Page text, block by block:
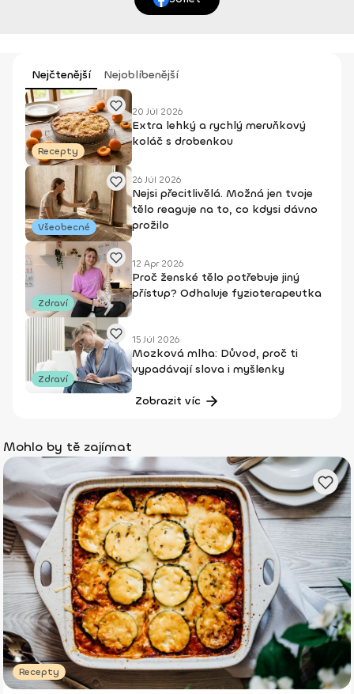
Nejčtenější Nejoblíbenější
Recepty
20 Júl 2026
Extra lehký a rychlý meruňkový
koláč s drobenkou
Všeobecné
26 Júl 2026
Nejsi přecitlivělá. Možná jen tvoje
tělo reaguje na to, co kdysi dávno
prožilo
Zdraví
12 Apr 2026
Proč ženské tělo potřebuje jiný
přístup? Odhaluje fyzioterapeutka
Zdraví
15 Júl 2026
Mozková mlha: Důvod, proč ti
vypadávají slova i myšlenky
Zobrazit víc
Mohlo by tě zajímat
Recepty